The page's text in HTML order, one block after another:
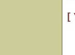
[